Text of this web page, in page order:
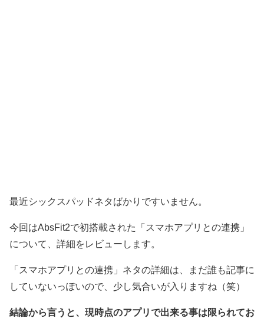
最近シックスパッドネタばかりですいません。
今回はAbsFit2で初搭載された「スマホアプリとの連携」
について、詳細をレビューします。
「スマホアプリとの連携」ネタの詳細は、まだ誰も記事に
していないっぽいので、少し気合いが入りますね（笑）
結論から言うと、現時点のアプリで出来る事は限られてお